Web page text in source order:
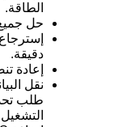
الطاقة.
حل
دقيقة.
إعادة
نقل
طلب